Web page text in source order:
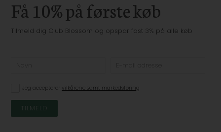
Få 10% på første køb
Tilmeld dig Club Blossom og opspar fast 3% på alle køb
Jeg accepterervilkårene samt markedsføring